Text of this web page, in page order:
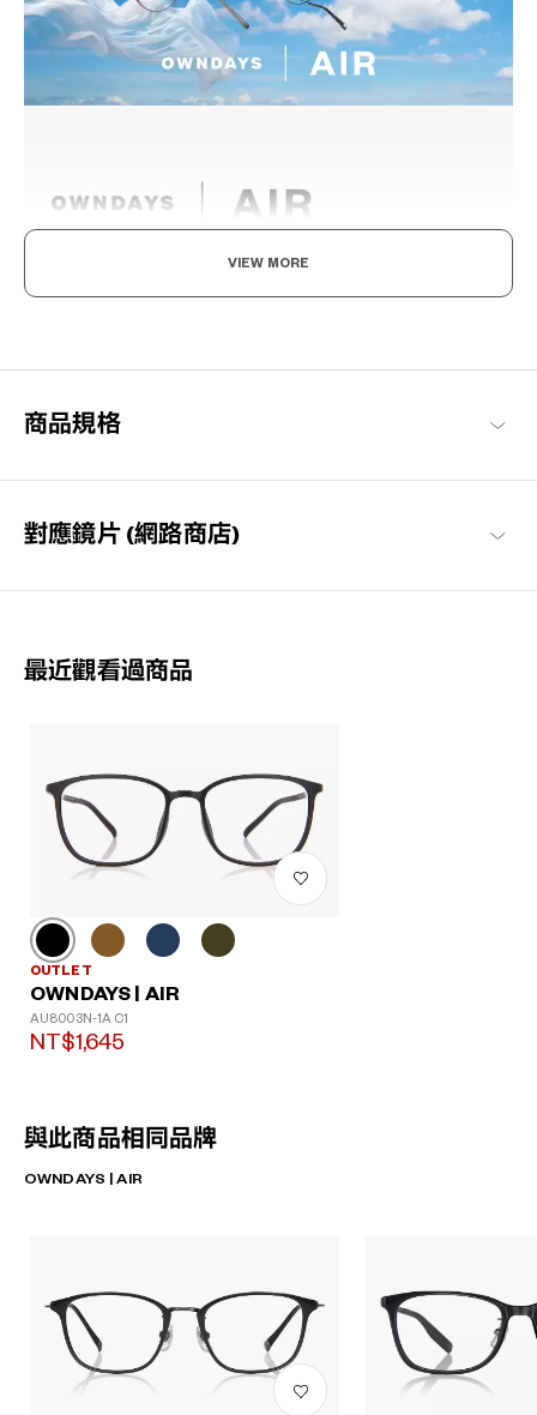
輕盈舒適，柔軟具彈性。
OWNDAYS | AIR 商品一覽
VIEW MORE
商品規格
對應鏡片 (網路商店)
最近觀看過商品
OUTLET
OWNDAYS | AIR
AU8003N-1A C1
NT$1,645
與此商品相同品牌
OWNDAYS | AIR